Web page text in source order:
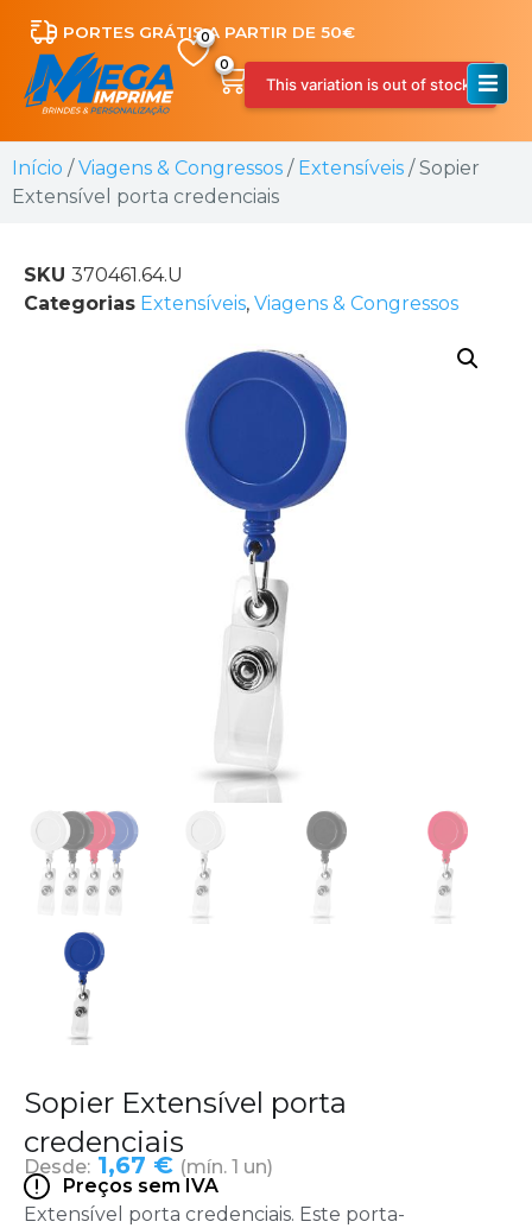
PORTES GRÁTIS A PARTIR DE 50€
0
Início /Viagens & Congressos / Extensíveis / Sopier
Extensível porta credenciais
SKU 370461.64.U
Categorias Extensíveis, Viagens & Congressos
Sopier Extensível porta
credenciais
Desde: 1,67 € (mín. 1 un)
Preços sem IVA
Extensível porta credenciais. Este porta-
This variation is out of stock.